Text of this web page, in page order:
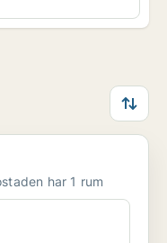
att hyra i Hedemora Bostaden har 1 rum